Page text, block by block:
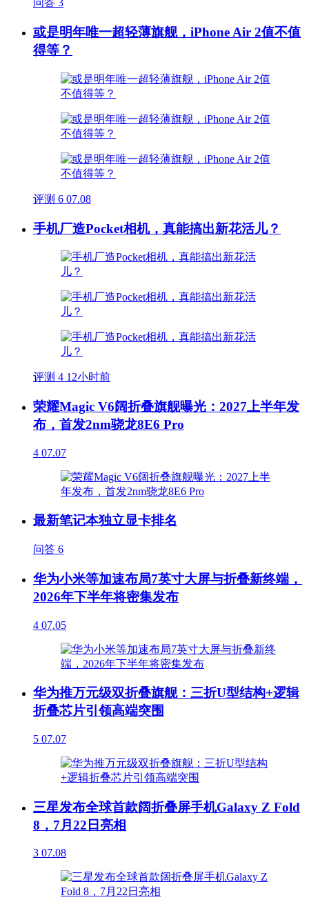
问答 3
或是明年唯一超轻薄旗舰，iPhone Air 2值不值
得等？
评测 6 07.08
手机厂造Pocket相机，真能搞出新花活儿？
评测 4 12小时前
荣耀Magic V6阔折叠旗舰曝光：2027上半年发
布，首发2nm骁龙8E6 Pro
4 07.07
最新笔记本独立显卡排名
问答 6
华为小米等加速布局7英寸大屏与折叠新终端，
2026年下半年将密集发布
4 07.05
华为推万元级双折叠旗舰：三折U型结构+逻辑
折叠芯片引领高端突围
5 07.07
三星发布全球首款阔折叠屏手机Galaxy Z Fold
8，7月22日亮相
3 07.08